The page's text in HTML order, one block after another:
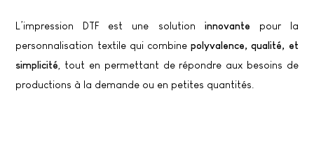
L’impression DTF est une solution innovante pour la
personnalisation textile qui combinepolyvalence, qualité, et
simplicité, tout en permettant de répondre aux besoins de
productions à la demande ou en petites quantités.